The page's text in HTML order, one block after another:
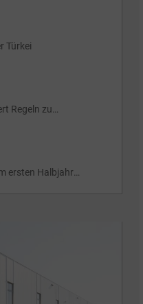
Türkei
Regeln zu
ersten Halbjahr